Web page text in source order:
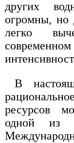
других
огромны, но
легко
В
ресурсов
одной из